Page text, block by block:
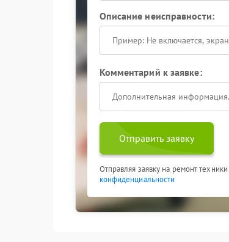
Описание неисправности:
Комментарий к заявке:
Отправить заявку
Отправляя заявку на ремонт
конфиденциальности